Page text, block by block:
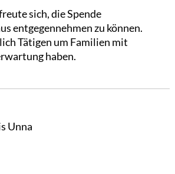
sich, die Spende
entgegennehmen zu können.
Tätigen um Familien mit
haben.
Unna